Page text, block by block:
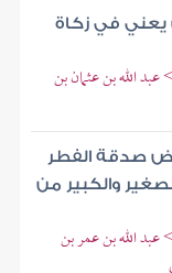
يعني في زكاة
عبد الله بن عثمان بن
صدقة الفطر
والكبير من
عبد الله بن عمر بن